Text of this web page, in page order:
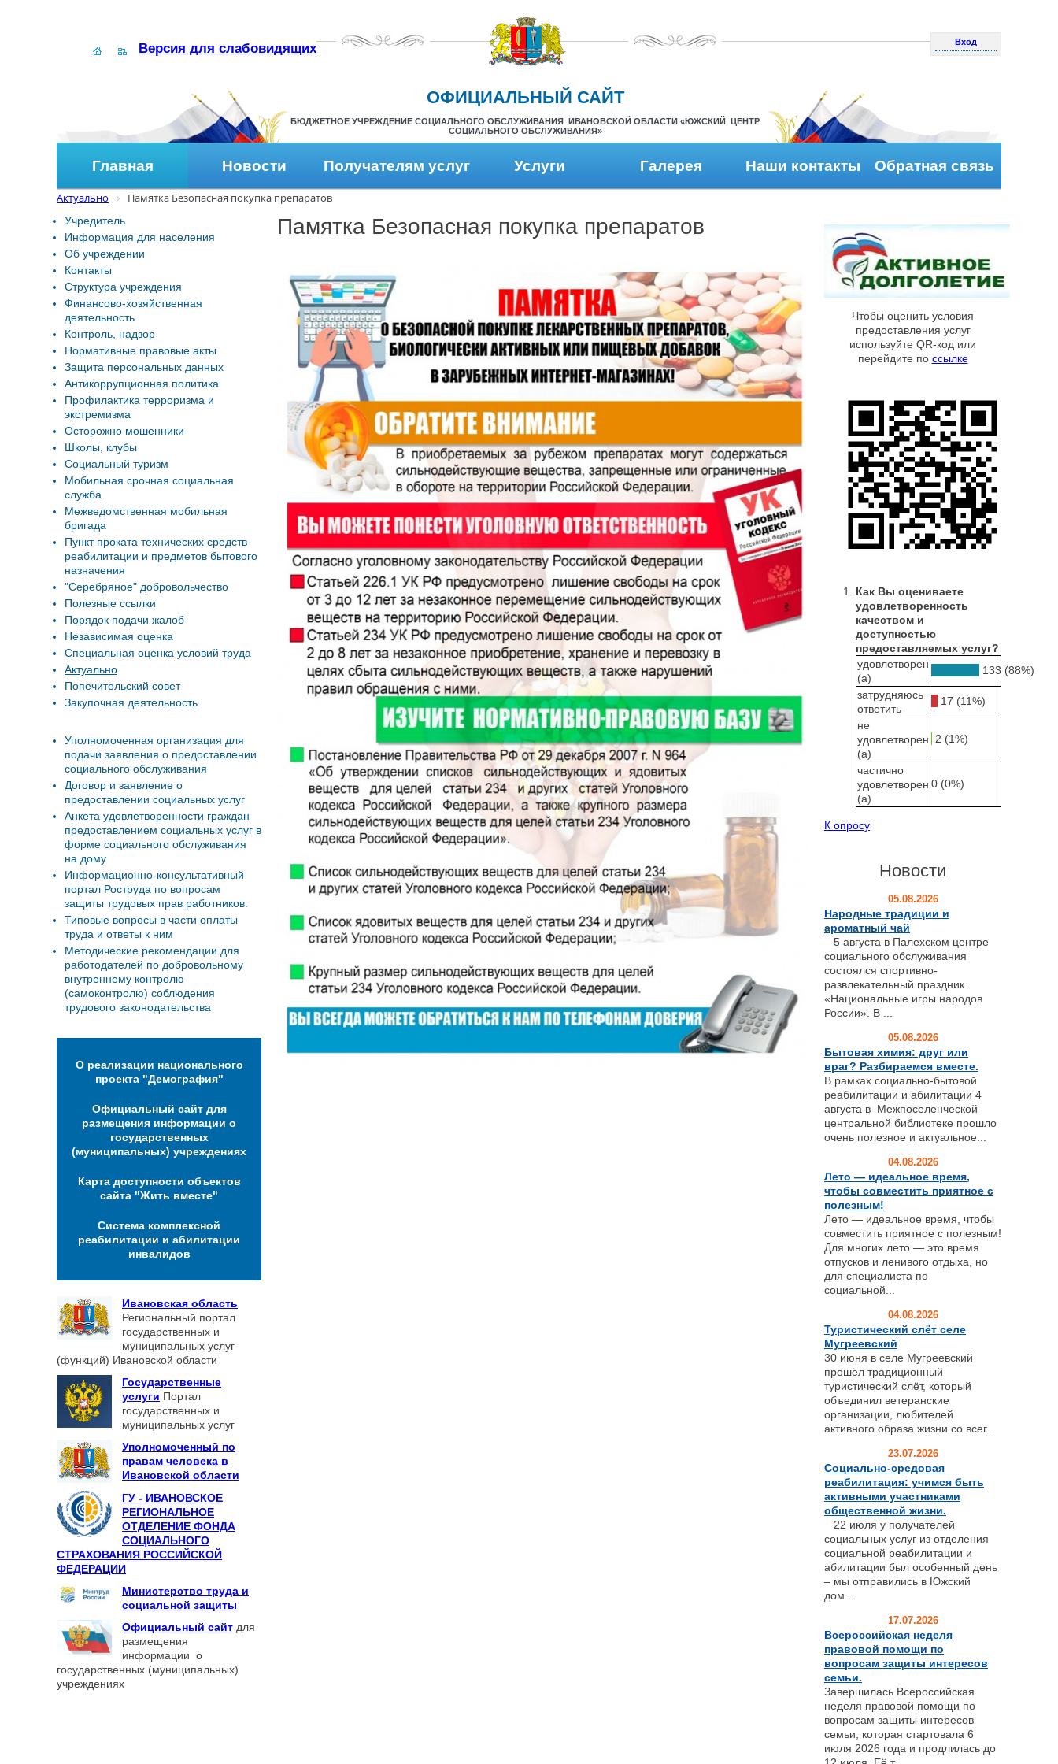
Версия для слабовидящих Вход
ОФИЦИАЛЬНЫЙ САЙТ
БЮДЖЕТНОЕ УЧРЕЖДЕНИЕ СОЦИАЛЬНОГО ОБСЛУЖИВАНИЯ ИВАНОВСКОЙ ОБЛАСТИ «ЮЖСКИЙ ЦЕНТР
СОЦИАЛЬНОГО ОБСЛУЖИВАНИЯ»
Главная Новости Получателям услуг Услуги Галерея Наши контакты Обратная связь
Актуально Памятка Безопасная покупка препаратов
Памятка Безопасная покупка препаратов
Учредитель
Информация для населения
Об учреждении
Контакты
Структура учреждения
Финансово-хозяйственная
деятельность
Контроль, надзор
Нормативные правовые акты
Защита персональных данных
Антикоррупционная политика
Профилактика терроризма и
экстремизма
Осторожно мошенники
Школы, клубы
Социальный туризм
Мобильная срочная социальная
служба
Межведомственная мобильная
бригада
Пункт проката технических средств
реабилитации и предметов бытового
назначения
"Серебряное" добровольчество
Полезные ссылки
Порядок подачи жалоб
Независимая оценка
Специальная оценка условий труда
Актуально
Попечительский совет
Закупочная деятельность
Уполномоченная организация для
подачи заявления о предоставлении
социального обслуживания
Договор и заявление о
предоставлении социальных услуг
Анкета удовлетворенности граждан
предоставлением социальных услуг в
форме социального обслуживания
на дому
Информационно-консультативный
портал Роструда по вопросам
защиты трудовых прав работников.
Типовые вопросы в части оплаты
труда и ответы к ним
Методические рекомендации для
работодателей по добровольному
внутреннему контролю
(самоконтролю) соблюдения
трудового законодательства
О реализации национального
проекта "Демография"
Официальный сайт для
размещения информации о
государственных
(муниципальных) учреждениях
Карта доступности объектов
сайта "Жить вместе"
Система комплексной
реабилитации и абилитации
инвалидов
Ивановская область
Региональный портал
государственных и
муниципальных услуг
(функций) Ивановской области
Государственные
услуги Портал
государственных и
муниципальных услуг
Уполномоченный по
правам человека в
Ивановской области
ГУ - ИВАНОВСКОЕ
РЕГИОНАЛЬНОЕ
ОТДЕЛЕНИЕ ФОНДА
СОЦИАЛЬНОГО
СТРАХОВАНИЯ РОССИЙСКОЙ
ФЕДЕРАЦИИ
Министерство труда и
социальной защиты
Официальный сайт для
размещения
информации о
государственных (муниципальных)
учреждениях
Чтобы оценить условия
предоставления услуг
используйте QR-код или
перейдите по ссылке
Как Вы оцениваете
удовлетворенность
качеством и
доступностью
предоставляемых услуг?
удовлетворен
(а)
133 (88%)
затрудняюсь
ответить
17 (11%)
не
удовлетворен
(а)
2 (1%)
частично
удовлетворен
(а)
0 (0%)
К опросу
Новости
05.08.2026
Народные традиции и
ароматный чай
5 августа в Палехском центре
социального обслуживания
состоялся спортивно-
развлекательный праздник
«Национальные игры народов
России». В ...
05.08.2026
Бытовая химия: друг или
враг? Разбираемся вместе.
В рамках социально-бытовой
реабилитации и абилитации 4
августа в Межпоселенческой
центральной библиотеке прошло
очень полезное и актуальное...
04.08.2026
Лето — идеальное время,
чтобы совместить приятное с
полезным!
Лето — идеальное время, чтобы
совместить приятное с полезным!
Для многих лето — это время
отпусков и ленивого отдыха, но
для специалиста по
социальной...
04.08.2026
Туристический слёт селе
Мугреевский
30 июня в селе Мугреевский
прошёл традиционный
туристический слёт, который
объединил ветеранские
организации, любителей
активного образа жизни со всег...
23.07.2026
Социально-средовая
реабилитация: учимся быть
активными участниками
общественной жизни.
22 июля у получателей
социальных услуг из отделения
социальной реабилитации и
абилитации был особенный день
– мы отправились в Южский
дом...
17.07.2026
Всероссийская неделя
правовой помощи по
вопросам защиты интересов
семьи.
Завершилась Всероссийская
неделя правовой помощи по
вопросам защиты интересов
семьи, которая стартовала 6
июля 2026 года и продлилась до